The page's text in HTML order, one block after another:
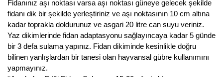
Fidanınız aşı noktası varsa aşı noktası güneye gelecek şekilde
fidanı dik bir şekilde yerleştiriniz ve aşı noktasının 10 cm altına
kadar toprakla doldurunuz ve asgari 20 litre can suyu veriniz.
Yaz dikimlerinde fidan adaptasyonu sağlayıncaya kadar 5 günde
bir 3 defa sulama yapınız. Fidan dikiminde kesinlikle doğru
bilinen yanlışlardan bir tanesi olan hayvansal gübre kullanımını
yapmayınız.
Yaban Mersini Fidanı
Zeytin Fidanı